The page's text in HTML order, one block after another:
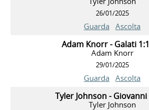
26/01/2025
Guarda Ascolta
Adam Knorr - Galati
Adam Knorr
29/01/2025
Guarda Ascolta
Tyler Johnson - Giovanni
Tyler Johnson